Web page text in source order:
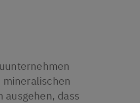
mineralischen
ausgehen, dass